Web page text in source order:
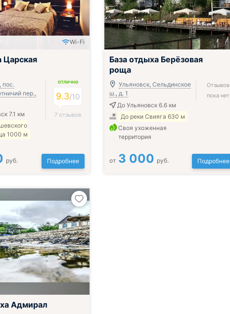
Wi-Fi
Царская
пос.
пер.,
7.1 км
1000 м
ОТЛИЧНО
9.3/10
7 отзывов
руб. Подробнее
База отдыха Берёзовая
роща
Ульяновск, Сельдинское
ш., д. 1
До Ульяновск 6.6 км
До реки Свияга 630 м
Своя ухоженная
территория
Отзывов
пока нет
от 3 000 руб. Подробнее
Адмирал